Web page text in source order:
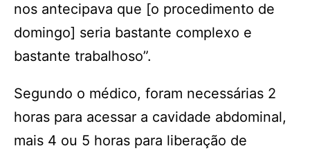
nos antecipava que [o procedimento de
domingo] seria bastante complexo e
bastante trabalhoso”.
Segundo o médico, foram necessárias 2
horas para acessar a cavidade abdominal,
mais 4 ou 5 horas para liberação de